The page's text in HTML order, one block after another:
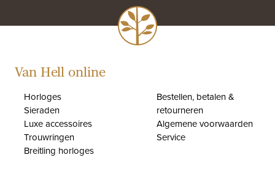
Van Hell online
Horloges
Sieraden
Luxe accessoires
Trouwringen
Breitling horloges
Bestellen, betalen &
retourneren
Algemene voorwaarden
Service